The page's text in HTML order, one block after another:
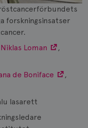
forskningsinsatser
Niklas Loman
,
de Boniface
,
lasarett